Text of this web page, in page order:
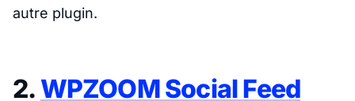
autre plugin.
2. WPZOOM Social Feed